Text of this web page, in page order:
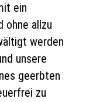
ein
ohne allzu
werden
unsere
geerbten
zu